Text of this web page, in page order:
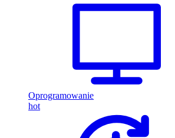
Oprogramowanie
hot